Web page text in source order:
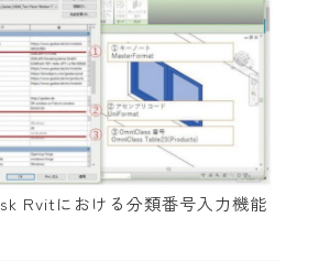
Rvitにおける分類番号入力機能